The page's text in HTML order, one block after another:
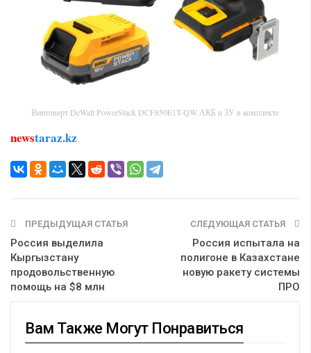
Винтоверт DeWalt PowerStack DCF850E1T-QW АКБ и ЗУ в комплекте
newstaraz.kz
ПРЕДЫДУЩАЯ СТАТЬЯ
Россия выделила
Кыргызстану
продовольственную
помощь на $8 млн
СЛЕДУЮЩАЯ СТАТЬЯ
Россия испытала на
полигоне в Казахстане
новую ракету системы
ПРО
Вам Также Могут Понравиться